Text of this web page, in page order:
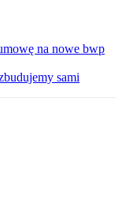
na nowe bwp
sami